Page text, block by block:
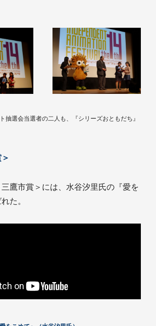
抽選会当選者の二人も、『シリーズおともだち』
鷹市賞＞には、水谷汐里氏の『愛を
た。